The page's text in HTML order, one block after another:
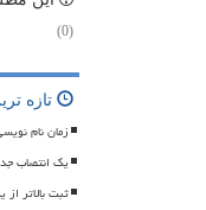
(0)
تازه
زمان نام
یک انتصاب
ثبت بالاتر